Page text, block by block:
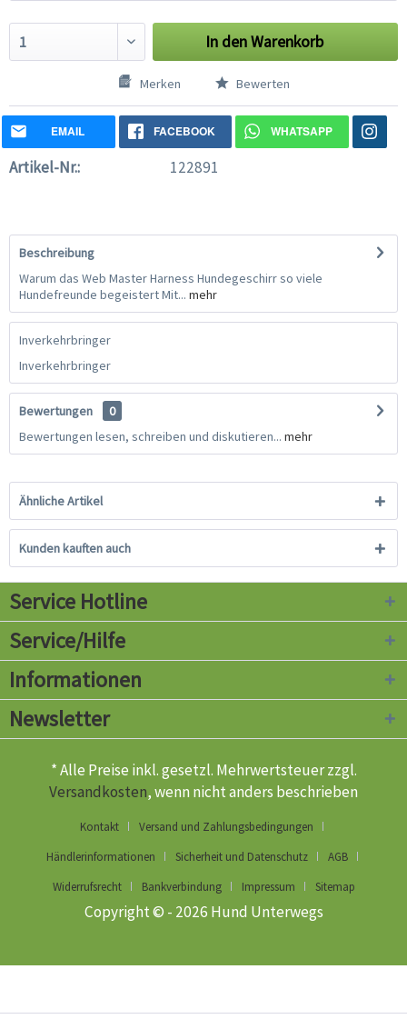
In denWarenkorb
Merken Bewerten
EMAIL FACEBOOK WHATSAPP
Artikel-Nr.: 122891
Beschreibung
Warum das Web Master Harness Hundegeschirr so viele
Hundefreunde begeistert Mit... mehr
Inverkehrbringer
Inverkehrbringer
Bewertungen
0
Bewertungen lesen, schreiben und diskutieren... mehr
Ähnliche Artikel
Kunden kauften auch
Service Hotline
Service/Hilfe
Informationen
Newsletter
* Alle Preise inkl. gesetzl. Mehrwertsteuer zzgl.
Versandkosten, wenn nicht anders beschrieben
Kontakt
Versand und Zahlungsbedingungen
Händlerinformationen
Sicherheit und Datenschutz
AGB
Widerrufsrecht
Bankverbindung Impressum Sitemap
Copyright © - 2026 Hund Unterwegs